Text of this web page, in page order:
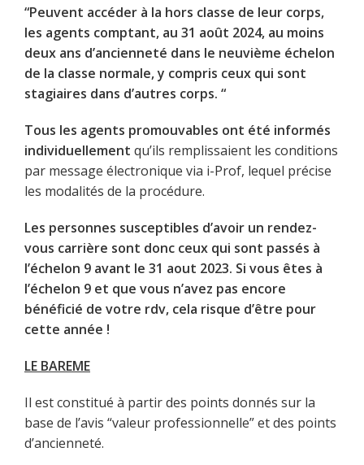
“Peuvent accéder à la hors classe de leur corps,
les agents comptant, au 31 août 2024, au moins
deux ans d’ancienneté dans le neuvième échelon
de la classe normale, y compris ceux qui sont
stagiaires dans d’autres corps. “
Tous les agents promouvables ont été informés
individuellement qu’ils remplissaient les conditions
par message électronique via i-Prof, lequel précise
les modalités de la procédure.
Les personnes susceptibles d’avoir un rendez-
vous carrière sont donc ceux qui sont passés à
l’échelon 9 avant le 31 aout 2023. Si vous êtes à
l’échelon 9 et que vous n’avez pas encore
bénéficié de votre rdv, cela risque d’être pour
cette année !
LE BAREME
Il est constitué à partir des points donnés sur la
base de l’avis “valeur professionnelle” et des points
d’ancienneté.